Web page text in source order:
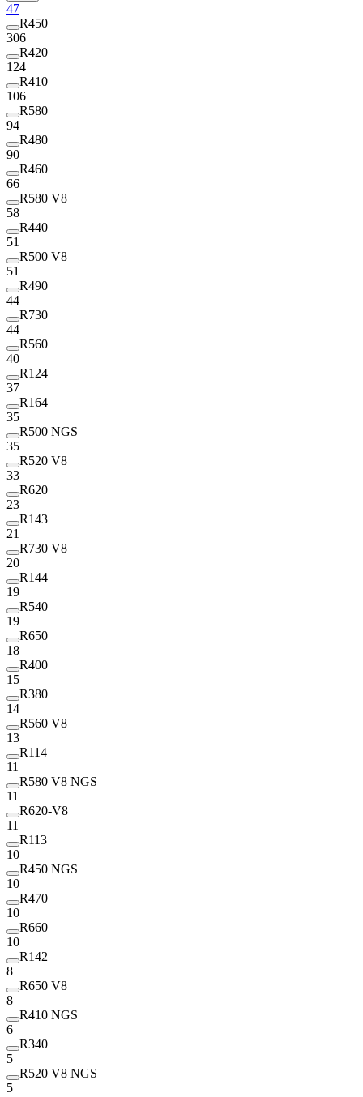
47
R450
306
R420
124
R410
106
R580
94
R480
90
R460
66
R580 V8
58
R440
51
R500 V8
51
R490
44
R730
44
R560
40
R124
37
R164
35
R500 NGS
35
R520 V8
33
R620
23
R143
21
R730 V8
20
R144
19
R540
19
R650
18
R400
15
R380
14
R560 V8
13
R114
11
R580 V8 NGS
11
R620-V8
11
R113
10
R450 NGS
10
R470
10
R660
10
R142
8
R650 V8
8
R410 NGS
6
R340
5
R520 V8 NGS
5